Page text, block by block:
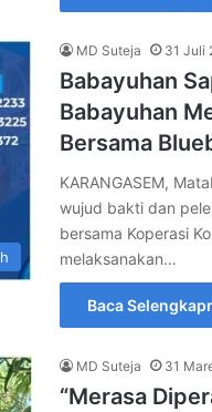
MD Suteja 31 Juli
Babayuhan
Babayuhan
Bersama
KARANGASEM,
wujud bakti dan
bersama Koperasi
melaksanakan…
Baca
MD Suteja 31
“Merasa